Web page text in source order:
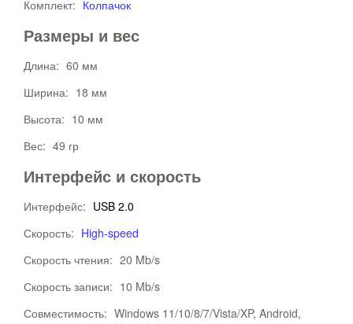
Комплект: Колпачок
Размеры и вес
Длина: 60 мм
Ширина: 18 мм
Высота: 10 мм
Вес: 49 гр
Интерфейс и скорость
Интерфейс: USB 2.0
Скорость: High-speed
Скорость чтения: 20 Mb/s
Скорость записи: 10 Mb/s
Совместимость: Windows 11/10/8/7/Vista/XP, Android,